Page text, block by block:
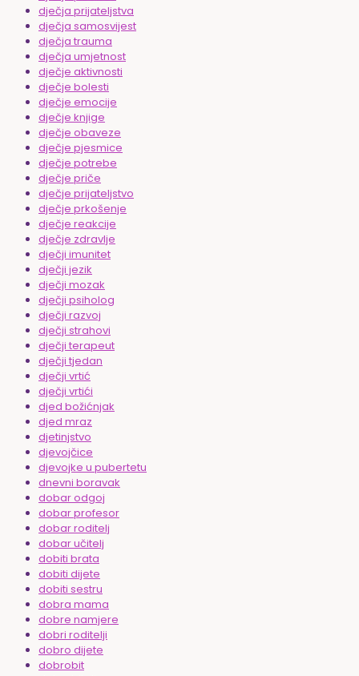
dječja prijateljstva
dječja samosvijest
dječja trauma
dječja umjetnost
dječje aktivnosti
dječje bolesti
dječje emocije
dječje knjige
dječje obaveze
dječje pjesmice
dječje potrebe
dječje priče
dječje prijateljstvo
dječje prkošenje
dječje reakcije
dječje zdravlje
dječji imunitet
dječji jezik
dječji mozak
dječji psiholog
dječji razvoj
dječji strahovi
dječji terapeut
dječji tjedan
dječji vrtić
dječji vrtići
djed božićnjak
djed mraz
djetinjstvo
djevojčice
djevojke u pubertetu
dnevni boravak
dobar odgoj
dobar profesor
dobar roditelj
dobar učitelj
dobiti brata
dobiti dijete
dobiti sestru
dobra mama
dobre namjere
dobri roditelji
dobro dijete
dobrobit